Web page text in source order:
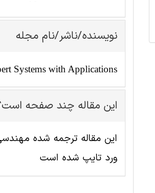
نویسنده/ناشر/نام مجله
Systems with Applications
این مقاله چند صفحه
ورد تایپ شده است